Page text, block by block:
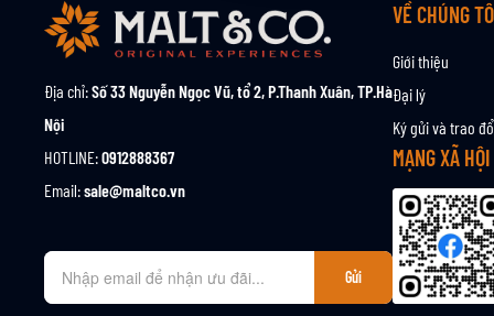
Địa chỉ:Số 33 Nguyễn Ngọc Vũ, tổ 2, P.Thanh Xuân, TP.Hà
Nội
HOTLINE:0912888367
Email:sale@maltco.vn
Đ
n
Gửi
VỀ CHÚNG
Giới thiệu
Đại lý
Ký gửi và trao
MẠNG XÃ HỘI